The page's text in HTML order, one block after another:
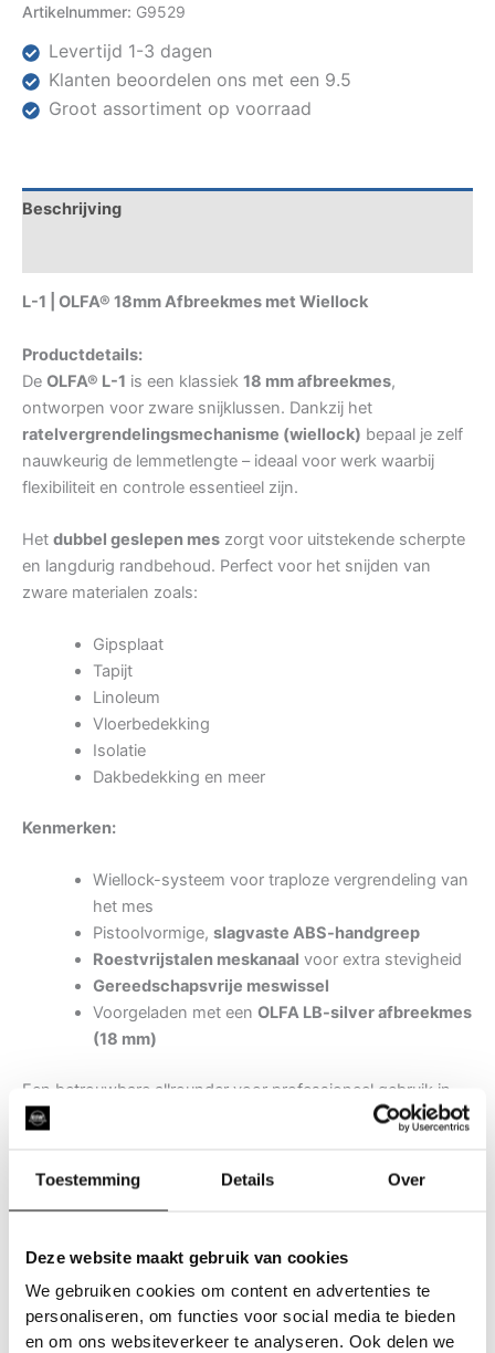
Toestemming Details Over
Deze website maakt gebruik van cookies
We gebruiken cookies om content en advertenties te
personaliseren, om functies voor social media te bieden
en om ons websiteverkeer te analyseren. Ook delen we
Artikelnummer: G9529
Levertijd 1-3 dagen
Klanten beoordelen ons met een 9.5
Groot assortiment op voorraad
Beschrijving
L-1 | OLFA® 18mm Afbreekmes met Wiellock
Productdetails:
De OLFA® L-1 is een klassiek 18 mm afbreekmes,
ontworpen voor zware snijklussen. Dankzij het
ratelvergrendelingsmechanisme (wiellock) bepaal je zelf
nauwkeurig de lemmetlengte – ideaal voor werk waarbij
flexibiliteit en controle essentieel zijn.
Het dubbel geslepen mes zorgt voor uitstekende scherpte
en langdurig randbehoud. Perfect voor het snijden van
zware materialen zoals:
Gipsplaat
Tapijt
Linoleum
Vloerbedekking
Isolatie
Dakbedekking en meer
Kenmerken:
Wiellock-systeem voor traploze vergrendeling van
het mes
Pistoolvormige, slagvaste ABS-handgreep
Roestvrijstalen meskanaal voor extra stevigheid
Gereedschapsvrije meswissel
Voorgeladen met een OLFA LB-silver afbreekmes
(18 mm)
Een betrouwbare allrounder voor professioneel gebruik in
bouw, renovatie en installatie.